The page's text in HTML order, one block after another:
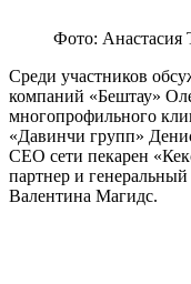
Фото: Анастасия
Среди участников
компаний «Бештау»
многопрофильного
«Давинчи групп»
CEO сети пекарен
партнер и
Валентина Магидс.